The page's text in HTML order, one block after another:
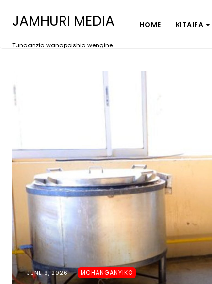
JAMHURI MEDIA
Tunaanzia wanapoishia wengine
HOME KITAIFA
JUNE 9, 2026 MCHANGANYIKO